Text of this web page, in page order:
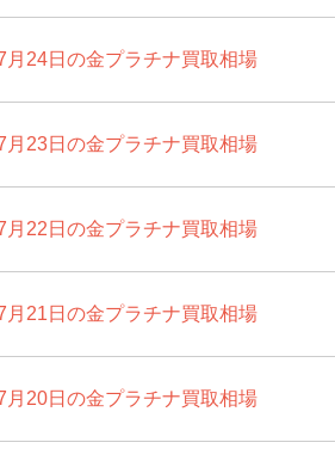
月24日の金プラチナ買取相場
月23日の金プラチナ買取相場
月22日の金プラチナ買取相場
月21日の金プラチナ買取相場
月20日の金プラチナ買取相場